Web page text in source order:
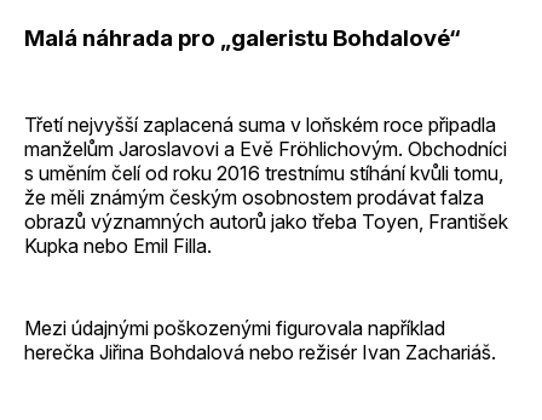
Malá náhrada pro „galeristu Bohdalové“
Třetí nejvyšší zaplacená suma v loňském roce připadla
manželům Jaroslavovi a Evě Fröhlichovým. Obchodníci
s uměním čelí od roku 2016 trestnímu stíhání kvůli tomu,
že měli známým českým osobnostem prodávat falza
obrazů významných autorů jako třeba Toyen, František
Kupka nebo Emil Filla.
Mezi údajnými poškozenými figurovala například
herečka Jiřina Bohdalová nebo režisér Ivan Zachariáš.